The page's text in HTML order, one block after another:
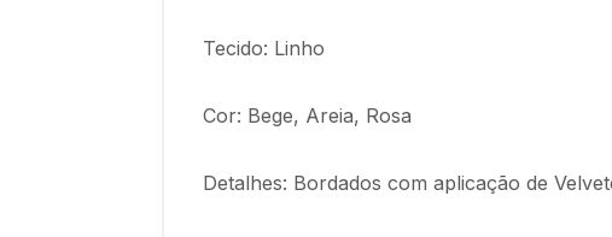
Tecido: Linho
Cor: Bege, Areia, Rosa
Detalhes: Bordados com aplicação de